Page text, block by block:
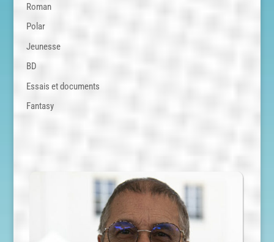
Roman
Polar
Jeunesse
BD
Essais et documents
Fantasy